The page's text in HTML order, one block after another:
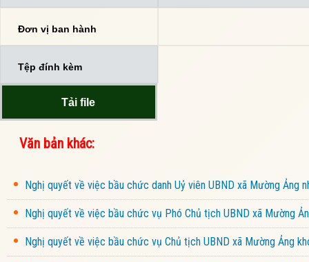
Đơn vị ban hành
Tệp đính kèm
Tải file
Văn bản khác:
Nghị quyết về việc bầu chức danh Uỷ viên UBND xã Mường Ảng
Nghị quyết về việc bầu chức vụ Phó Chủ tịch UBND xã Mường
Nghị quyết về việc bầu chức vụ Chủ tịch UBND xã Mường Ảng